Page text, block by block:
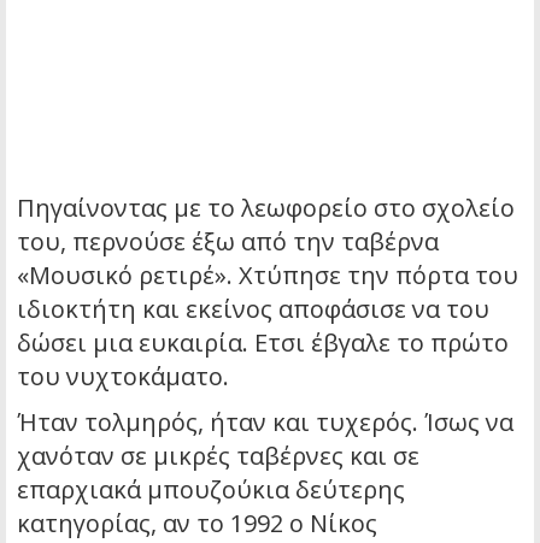
Πηγαίνοντας με το λεωφορείο στο σχολείο
του, περνούσε έξω από την ταβέρνα
«Μουσικό ρετιρέ». Χτύπησε την πόρτα του
ιδιοκτήτη και εκείνος αποφάσισε να του
δώσει μια ευκαιρία. Ετσι έβγαλε το πρώτο
του νυχτοκάματο.
Ήταν τολμηρός, ήταν και τυχερός. Ίσως να
χανόταν σε μικρές ταβέρνες και σε
επαρχιακά μπουζούκια δεύτερης
κατηγορίας, αν το 1992 ο Νίκος